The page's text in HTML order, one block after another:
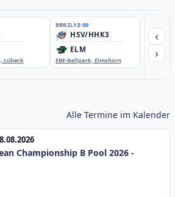
Lübeck
BBBZL13:00
HSV/HHK3
ELM
EBE-Ballpark, Elmshorn
‹
›
Alle Termine im Kalender
Championship B Pool 2026 -